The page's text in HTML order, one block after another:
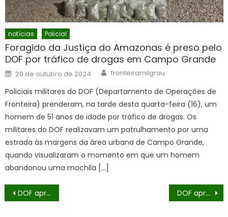
notícias Policial
Foragido da Justiça do Amazonas é preso pelo
DOF por tráfico de drogas em Campo Grande
Posted
on
20 de outubro de 2024 Author
fronteiramilgrau
Policiais militares do DOF (Departamento de Operações de
Fronteira) prenderam, na tarde desta quarta-feira (16), um
homem de 51 anos de idade por tráfico de drogas. Os
militares do DOF realizavam um patrulhamento por uma
estrada às margens da área urbana de Campo Grande,
quando visualizaram o momento em que um homem
abandonou uma mochila […]
Navegação
DOF apreende mais de 2,1 toneladas de drogas que seriam entregues em Dourados DOF apreende mais de 500 quilos de drogas em carro furtado no Rio Grande do Sul